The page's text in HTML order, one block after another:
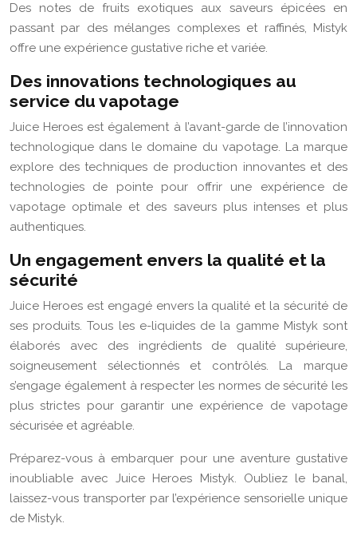
Des notes de fruits exotiques aux saveurs épicées en
passant par des mélanges complexes et raffinés, Mistyk
offre une expérience gustative riche et variée.
Des innovations technologiques au
service du vapotage
Juice Heroes est également à l’avant-garde de l’innovation
technologique dans le domaine du vapotage. La marque
explore des techniques de production innovantes et des
technologies de pointe pour offrir une expérience de
vapotage optimale et des saveurs plus intenses et plus
authentiques.
Un engagement envers la qualité et la
sécurité
Juice Heroes est engagé envers la qualité et la sécurité de
ses produits. Tous les e-liquides de la gamme Mistyk sont
élaborés avec des ingrédients de qualité supérieure,
soigneusement sélectionnés et contrôlés. La marque
s’engage également à respecter les normes de sécurité les
plus strictes pour garantir une expérience de vapotage
sécurisée et agréable.
Préparez-vous à embarquer pour une aventure gustative
inoubliable avec Juice Heroes Mistyk. Oubliez le banal,
laissez-vous transporter par l’expérience sensorielle unique
de Mistyk.